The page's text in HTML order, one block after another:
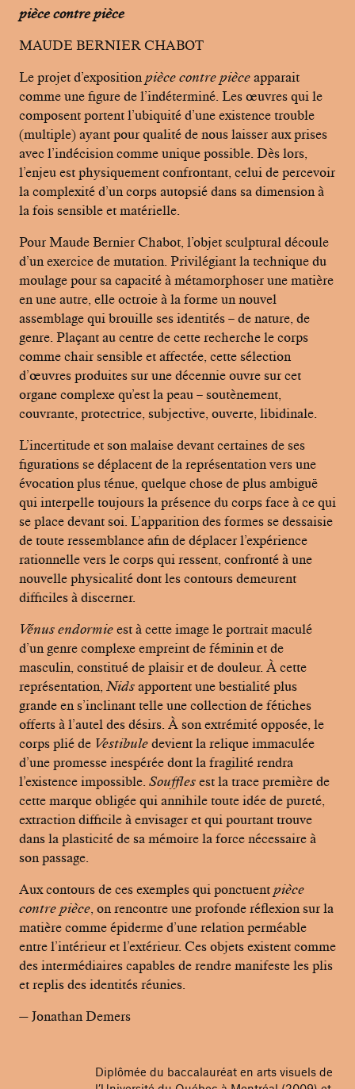
pièce contre pièce
MAUDE BERNIER CHABOT
Le projet d’exposition pièce contre pièce apparait
comme une figure de l’indéterminé. Les œuvres qui le
composent portent l’ubiquité d’une existence trouble
(multiple) ayant pour qualité de nous laisser aux prises
avec l’indécision comme unique possible. Dès lors,
l’enjeu est physiquement confrontant, celui de percevoir
la complexité d’un corps autopsié dans sa dimension à
la fois sensible et matérielle.
Pour Maude Bernier Chabot, l’objet sculptural découle
d’un exercice de mutation. Privilégiant la technique du
moulage pour sa capacité à métamorphoser une matière
en une autre, elle octroie à la forme un nouvel
assemblage qui brouille ses identités – de nature, de
genre. Plaçant au centre de cette recherche le corps
comme chair sensible et affectée, cette sélection
d’œuvres produites sur une décennie ouvre sur cet
organe complexe qu’est la peau – soutènement,
couvrante, protectrice, subjective, ouverte, libidinale.
L’incertitude et son malaise devant certaines de ses
figurations se déplacent de la représentation vers une
évocation plus ténue, quelque chose de plus ambiguë
qui interpelle toujours la présence du corps face à ce qui
se place devant soi. L’apparition des formes se dessaisie
de toute ressemblance afin de déplacer l’expérience
rationnelle vers le corps qui ressent, confronté à une
nouvelle physicalité dont les contours demeurent
difficiles à discerner.
Vénus endormie est à cette image le portrait maculé
d’un genre complexe empreint de féminin et de
masculin, constitué de plaisir et de douleur. À cette
représentation, Nids apportent une bestialité plus
grande en s’inclinant telle une collection de fétiches
offerts à l’autel des désirs. À son extrémité opposée, le
corps plié de Vestibule devient la relique immaculée
d’une promesse inespérée dont la fragilité rendra
l’existence impossible. Souffles est la trace première de
cette marque obligée qui annihile toute idée de pureté,
extraction difficile à envisager et qui pourtant trouve
dans la plasticité de sa mémoire la force nécessaire à
son passage.
Aux contours de ces exemples qui ponctuent pièce
contre pièce , on rencontre une profonde réflexion sur la
matière comme épiderme d’une relation perméable
entre l’intérieur et l’extérieur. Ces objets existent comme
des intermédiaires capables de rendre manifeste les plis
et replis des identités réunies.
— Jonathan Demers
Diplômée du baccalauréat en arts visuels de